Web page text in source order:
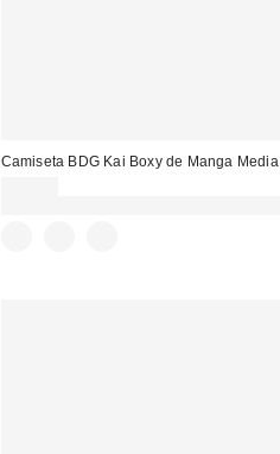
Camiseta BDG Kai Boxy de Manga Media